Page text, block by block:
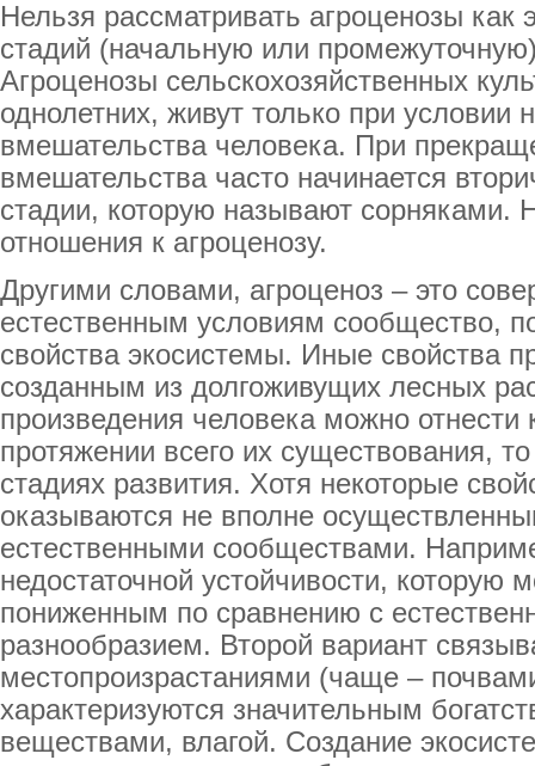
Нельзя рассматривать агроценозы как
стадий (начальную или
Агроценозы сельскохозяйственных
однолетних, живут только при условии
вмешательства человека. При
вмешательства часто начинается
стадии, которую называют сорняками.
отношения к агроценозу.
Другими словами, агроценоз – это
естественным условиям сообщество,
свойства экосистемы. Иные свойства
созданным из долгоживущих лесных
произведения человека можно
протяжении всего их существования,
стадиях развития. Хотя некоторые
оказываются не вполне
естественными сообществами.
недостаточной устойчивости, которую
пониженным по сравнению с
разнообразием. Второй вариант
местопроизрастаниями (чаще –
характеризуются значительным
веществами, влагой. Создание